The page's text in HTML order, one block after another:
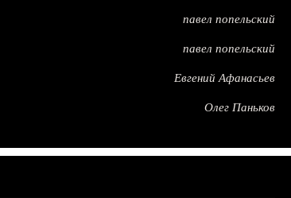
павел попельский
павел попельский
Евгений Афанасьев
Олег Паньков